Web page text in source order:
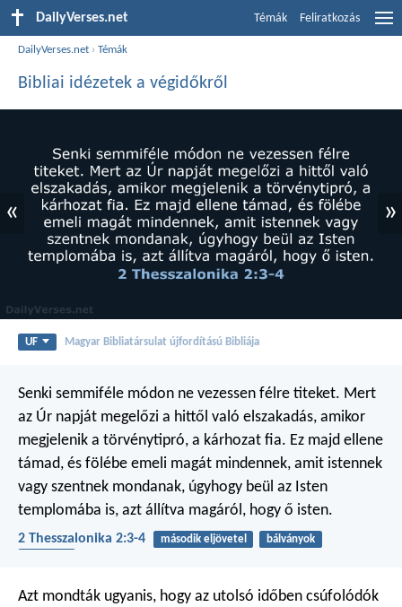
DailyVerses.net Témák Feliratkozás
DailyVerses.net ›Témák
Bibliai idézetek a végidőkről
« »
UF Magyar Bibliatársulat újfordítású Bibliája
Senki semmiféle módon ne vezessen félre titeket. Mert
az Úr napját megelőzi a hittől való elszakadás, amikor
megjelenik a törvénytipró, a kárhozat fia. Ez majd ellene
támad, és fölébe emeli magát mindennek, amit istennek
vagy szentnek mondanak, úgyhogy beül az Isten
templomába is, azt állítva magáról, hogy ő isten.
2 Thesszalonika 2:3-4 második eljövetel
bálványok
Azt mondták ugyanis, hogy az utolsó időben csúfolódók